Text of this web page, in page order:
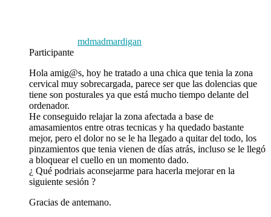
mdmadmardigan
Participante
Hola amig@s, hoy he tratado a una chica que tenia la zona
cervical muy sobrecargada, parece ser que las dolencias que
tiene son posturales ya que está mucho tiempo delante del
ordenador.
He conseguido relajar la zona afectada a base de
amasamientos entre otras tecnicas y ha quedado bastante
mejor, pero el dolor no se le ha llegado a quitar del todo, los
pinzamientos que tenia vienen de días atrás, incluso se le llegó
a bloquear el cuello en un momento dado.
¿ Qué podriais aconsejarme para hacerla mejorar en la
siguiente sesión ?
Gracias de antemano.